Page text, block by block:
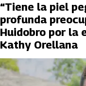
“Tiene la piel
profunda
Huidobro por la
Kathy Orellana